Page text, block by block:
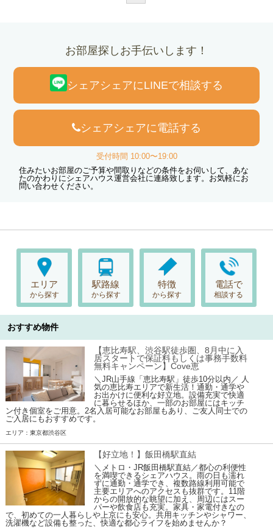
お部屋探しお手伝いします！
シェアシェアにLINEで相談する
シェアシェアに電話する
受付時間 10:00〜19:00
住みたいお部屋のご予算や間取りなどの条件をお伺いして、あな
たのかわりにシェアハウス運営会社に連絡致します。お気軽にお
問い合わせください。
エリア
から探す
駅路線
から探す
特徴
から探す
電話で
相談する
おすすめ物件
【恵比寿駅、渋谷駅徒歩圏、8月中に入
居スタートで保証料もしくは事務手数料
無料キャンペーン】Cove恵
＼JR山手線「恵比寿駅」徒歩10分以内／ 人
気の恵比寿エリアで新生活！通勤・通学や
お出かけに便利な好立地。設備充実で快適
に暮らせるほか、一部のお部屋にはキッチ
ン付き個室をご用意。2名入居可能なお部屋もあり、ご友人同士での
ご入居にもおすすめです。
エリア：東京都渋谷区
【好立地！】飯田橋駅直結
＼メトロ・JR飯田橋駅直結／都心の利便性
を満喫できるシェアハウス。雨の日も濡れ
ずに通勤・通学でき、複数路線利用可能で
主要エリアへのアクセスも抜群です。11階
からの開放的な眺望に加え、周辺にはスー
パーや飲食店も充実。家具・家電付きなの
で、初めての一人暮らしや上京にも安心。共用キッチンやシャワー、
洗濯機など設備も整った、快適な都心ライフを始めませんか？